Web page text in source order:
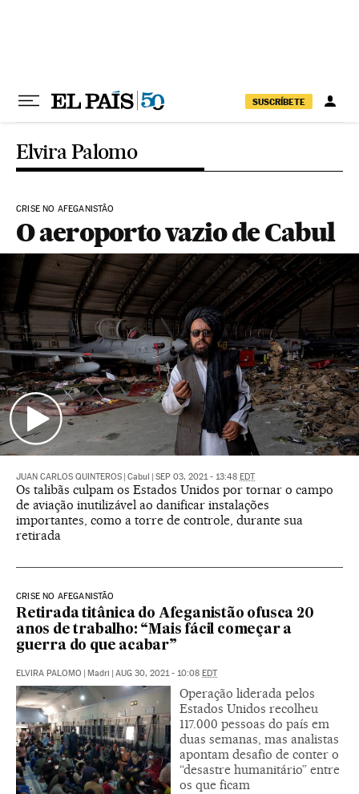
SUSCRÍBETE
Elvira Palomo
CRISE NO AFEGANISTÃO
O aeroporto vazio de Cabul
JUAN CARLOS QUINTEROS Cabul SEP 03, 2021 - 13:48 EDT
Os talibãs culpam os Estados Unidos por tornar o campo
de aviação inutilizável ao danificar instalações
importantes, como a torre de controle, durante sua
retirada
CRISE NO AFEGANISTÃO
Retirada titânica do Afeganistão ofusca 20
anos de trabalho: “Mais fácil começar a
guerra do que acabar”
ELVIRA PALOMO Madri AUG 30, 2021 - 10:08 EDT
Operação liderada pelos
Estados Unidos recolheu
117.000 pessoas do país em
duas semanas, mas analistas
apontam desafio de conter o
“desastre humanitário” entre
os que ficam